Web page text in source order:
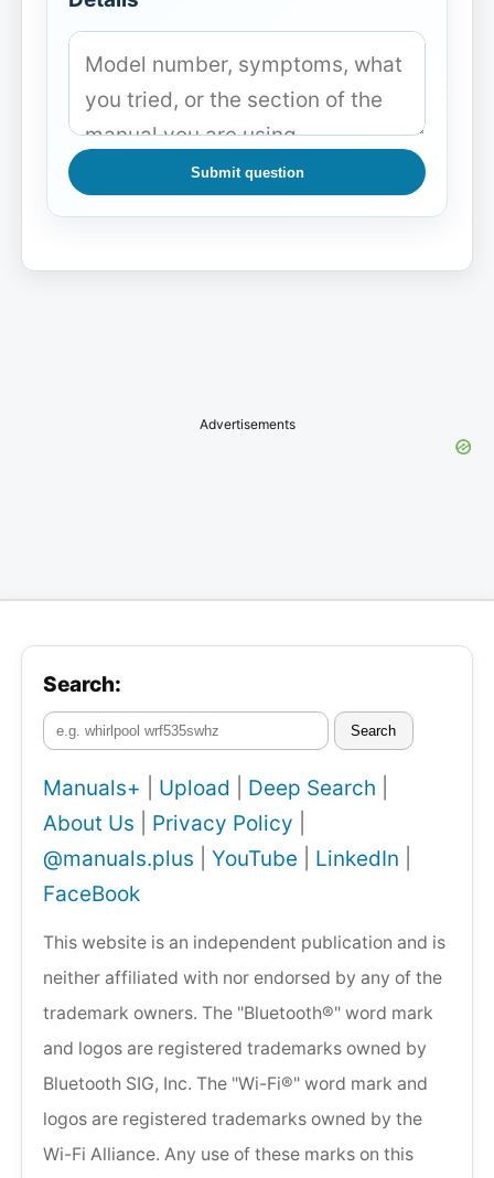
Submit question
Advertisements
Search:
Search
Manuals+ Upload Deep Search
About Us
Privacy Policy
@manuals.plus
YouTube LinkedIn
FaceBook
This website is an independent publication and is
neither affiliated with nor endorsed by any of the
trademark owners. The "Bluetooth®" word mark
and logos are registered trademarks owned by
Bluetooth SIG, Inc. The "Wi-Fi®" word mark and
logos are registered trademarks owned by the
Wi-Fi Alliance. Any use of these marks on this